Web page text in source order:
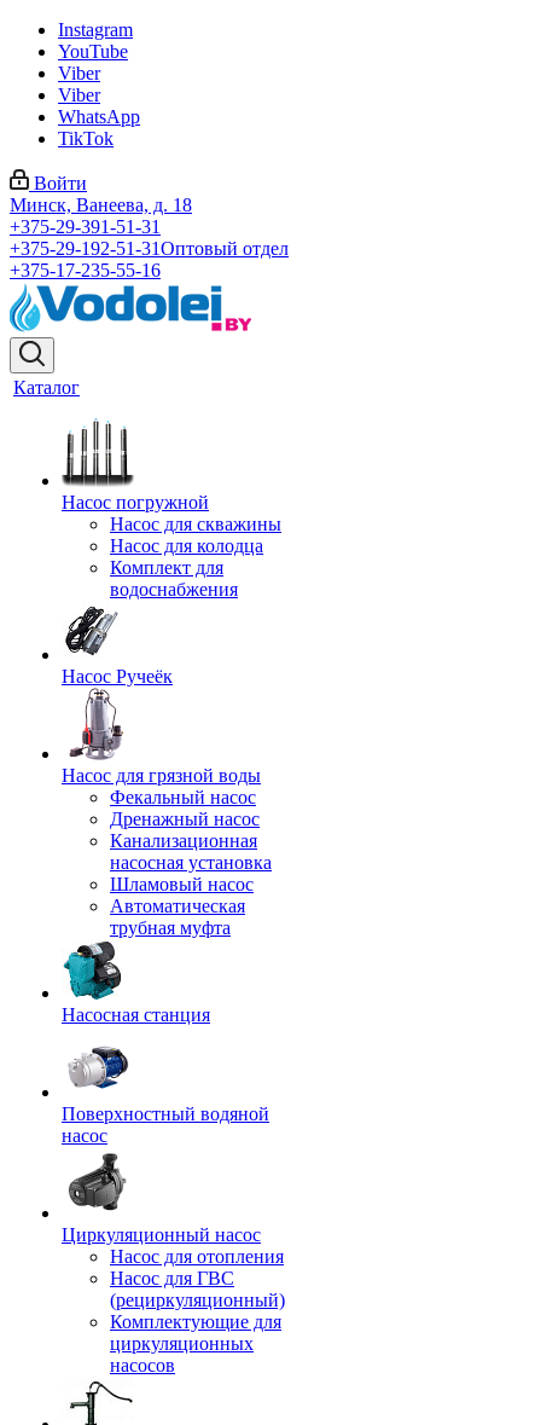
Instagram
YouTube
Viber
Viber
WhatsApp
TikTok
Войти
Минск, Ванеева, д. 18
+375-29-391-51-31
+375-29-192-51-31Оптовый отдел
+375-17-235-55-16
Каталог
Насос погружной
Насос для скважины
Насос для колодца
Комплект для
водоснабжения
Насос Ручеёк
Насос для грязной воды
Фекальный насос
Дренажный насос
Канализационная
насосная установка
Шламовый насос
Автоматическая
трубная муфта
Насосная станция
Поверхностный водяной
насос
Циркуляционный насос
Насос для отопления
Насос для ГВС
(рециркуляционный)
Комплектующие для
циркуляционных
насосов